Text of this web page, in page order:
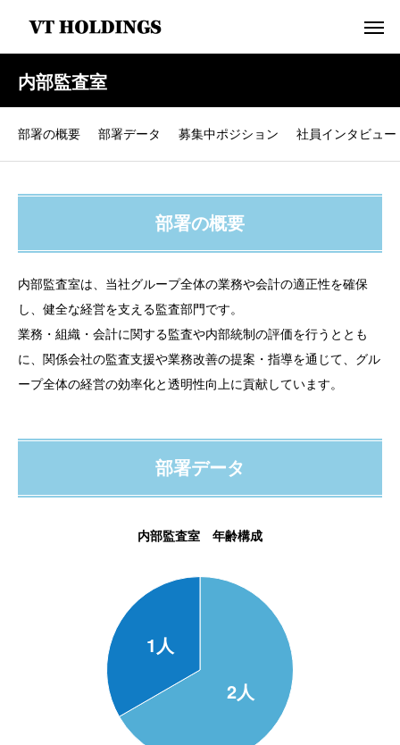
内部監査室
部署の概要 部署データ 募集中ポジション 社員インタビュー
部署の概要
内部監査室は、当社グループ全体の業務や会計の適正性を確保
し、健全な経営を支える監査部門です。
業務・組織・会計に関する監査や内部統制の評価を行うととも
に、関係会社の監査支援や業務改善の提案・指導を通じて、グル
ープ全体の経営の効率化と透明性向上に貢献しています。
部署データ
内部監査室 年齢構成